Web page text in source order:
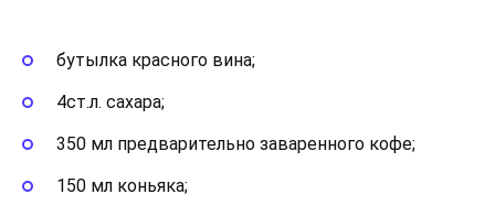
бутылка красного вина;
4ст.л. сахара;
350 мл предварительно заваренного кофе;
150 мл коньяка;